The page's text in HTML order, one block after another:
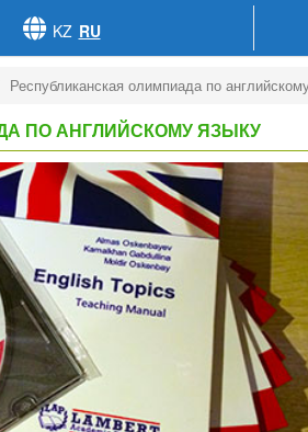
Республиканская олимпиада по
ПО АНГЛИЙСКОМУ ЯЗЫКУ
KZ RU